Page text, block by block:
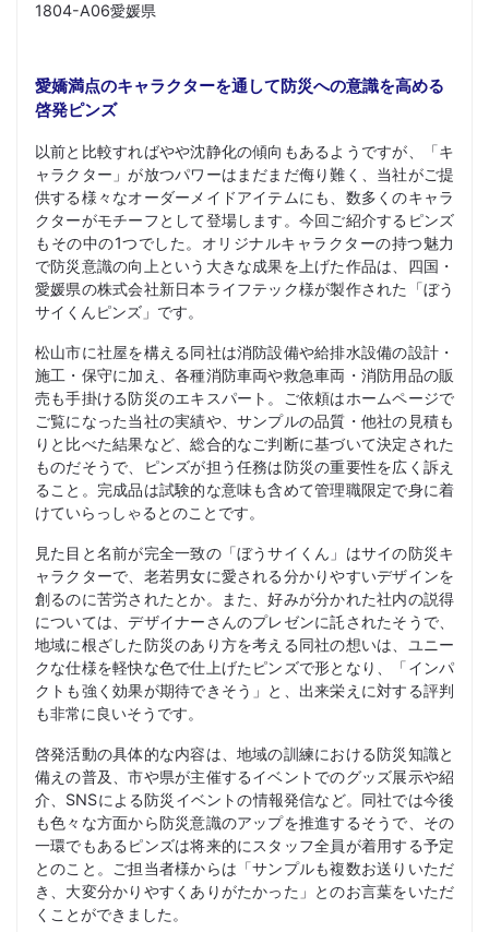
1804-A06愛媛県
愛嬌満点のキャラクターを通して防災への意識を高める
啓発ピンズ
以前と比較すればやや沈静化の傾向もあるようですが、「キ
ャラクター」が放つパワーはまだまだ侮り難く、当社がご提
供する様々なオーダーメイドアイテムにも、数多くのキャラ
クターがモチーフとして登場します。今回ご紹介するピンズ
もその中の1つでした。オリジナルキャラクターの持つ魅力
で防災意識の向上という大きな成果を上げた作品は、四国・
愛媛県の株式会社新日本ライフテック様が製作された「ぼう
サイくんピンズ」です。
松山市に社屋を構える同社は消防設備や給排水設備の設計・
施工・保守に加え、各種消防車両や救急車両・消防用品の販
売も手掛ける防災のエキスパート。ご依頼はホームページで
ご覧になった当社の実績や、サンプルの品質・他社の見積も
りと比べた結果など、総合的なご判断に基づいて決定された
ものだそうで、ピンズが担う任務は防災の重要性を広く訴え
ること。完成品は試験的な意味も含めて管理職限定で身に着
けていらっしゃるとのことです。
見た目と名前が完全一致の「ぼうサイくん」はサイの防災キ
ャラクターで、老若男女に愛される分かりやすいデザインを
創るのに苦労されたとか。また、好みが分かれた社内の説得
については、デザイナーさんのプレゼンに託されたそうで、
地域に根ざした防災のあり方を考える同社の想いは、ユニー
クな仕様を軽快な色で仕上げたピンズで形となり、「インパ
クトも強く効果が期待できそう」と、出来栄えに対する評判
も非常に良いそうです。
啓発活動の具体的な内容は、地域の訓練における防災知識と
備えの普及、市や県が主催するイベントでのグッズ展示や紹
介、SNSによる防災イベントの情報発信など。同社では今後
も色々な方面から防災意識のアップを推進するそうで、その
一環でもあるピンズは将来的にスタッフ全員が着用する予定
とのこと。ご担当者様からは「サンプルも複数お送りいただ
き、大変分かりやすくありがたかった」とのお言葉をいただ
くことができました。